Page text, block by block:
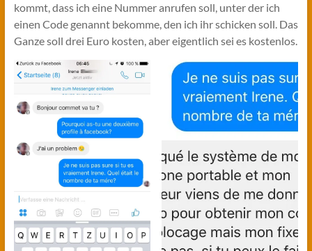
kommt, dass ich eine Nummer anrufen soll, unter der ich
einen Code genannt bekomme, den ich ihr schicken soll. Das
Ganze soll drei Euro kosten, aber eigentlich sei es kostenlos.